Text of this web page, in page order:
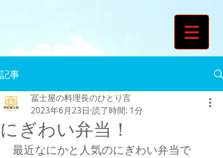
記事
にぎわい弁当！
冨士屋の料理長のひとり言
2023年6月23日 読了時間: 1分
最近なにかと人気のにぎわい弁当で